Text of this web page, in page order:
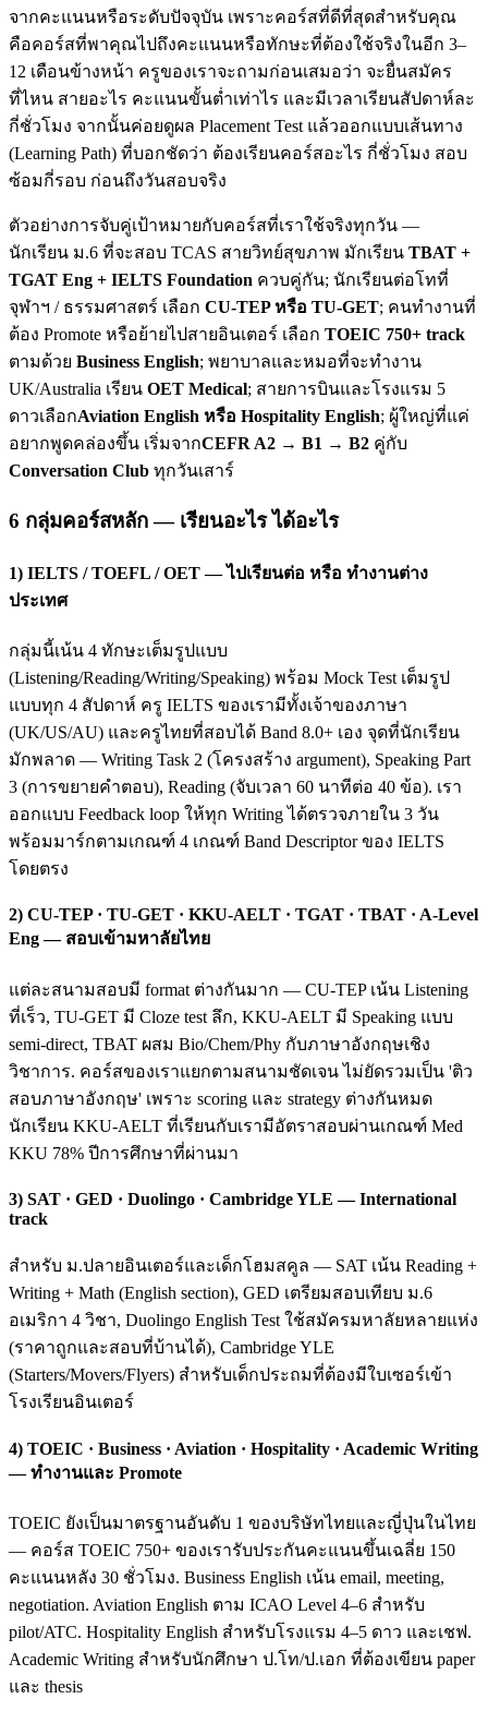
จากคะแนนหรือระดับปัจจุบัน เพราะคอร์สที่ดีที่สุดสำหรับคุณ
คือคอร์สที่พาคุณไปถึงคะแนนหรือทักษะที่ต้องใช้จริงในอีก 3–
12 เดือนข้างหน้า ครูของเราจะถามก่อนเสมอว่า จะยื่นสมัคร
ที่ไหน สายอะไร คะแนนขั้นต่ำเท่าไร และมีเวลาเรียนสัปดาห์ละ
กี่ชั่วโมง จากนั้นค่อยดูผล Placement Test แล้วออกแบบเส้นทาง
(Learning Path) ที่บอกชัดว่า ต้องเรียนคอร์สอะไร กี่ชั่วโมง สอบ
ซ้อมกี่รอบ ก่อนถึงวันสอบจริง
ตัวอย่างการจับคู่เป้าหมายกับคอร์สที่เราใช้จริงทุกวัน —
นักเรียน ม.6 ที่จะสอบ TCAS สายวิทย์สุขภาพ มักเรียน TBAT +
TGAT Eng + IELTS Foundation ควบคู่กัน; นักเรียนต่อโทที่
จุฬาฯ / ธรรมศาสตร์ เลือก CU-TEP หรือ TU-GET; คนทำงานที่
ต้อง Promote หรือย้ายไปสายอินเตอร์ เลือก TOEIC 750+ track
ตามด้วย Business English; พยาบาลและหมอที่จะทำงาน
UK/Australia เรียน OET Medical; สายการบินและโรงแรม 5
ดาวเลือกAviation English หรือ Hospitality English; ผู้ใหญ่ที่แค่
อยากพูดคล่องขึ้น เริ่มจากCEFR A2 → B1 → B2 คู่กับ
Conversation Club ทุกวันเสาร์
6 กลุ่มคอร์สหลัก — เรียนอะไร ได้อะไร
1) IELTS / TOEFL / OET — ไปเรียนต่อ หรือ ทำงานต่าง
ประเทศ
กลุ่มนี้เน้น 4 ทักษะเต็มรูปแบบ
(Listening/Reading/Writing/Speaking) พร้อม Mock Test เต็มรูป
แบบทุก 4 สัปดาห์ ครู IELTS ของเรามีทั้งเจ้าของภาษา
(UK/US/AU) และครูไทยที่สอบได้ Band 8.0+ เอง จุดที่นักเรียน
มักพลาด — Writing Task 2 (โครงสร้าง argument), Speaking Part
3 (การขยายคำตอบ), Reading (จับเวลา 60 นาทีต่อ 40 ข้อ). เรา
ออกแบบ Feedback loop ให้ทุก Writing ได้ตรวจภายใน 3 วัน
พร้อมมาร์กตามเกณฑ์ 4 เกณฑ์ Band Descriptor ของ IELTS
โดยตรง
2) CU-TEP · TU-GET · KKU-AELT · TGAT · TBAT · A-Level
Eng — สอบเข้ามหาลัยไทย
แต่ละสนามสอบมี format ต่างกันมาก — CU-TEP เน้น Listening
ที่เร็ว, TU-GET มี Cloze test ลึก, KKU-AELT มี Speaking แบบ
semi-direct, TBAT ผสม Bio/Chem/Phy กับภาษาอังกฤษเชิง
วิชาการ. คอร์สของเราแยกตามสนามชัดเจน ไม่ยัดรวมเป็น 'ติว
สอบภาษาอังกฤษ' เพราะ scoring และ strategy ต่างกันหมด
นักเรียน KKU-AELT ที่เรียนกับเรามีอัตราสอบผ่านเกณฑ์ Med
KKU 78% ปีการศึกษาที่ผ่านมา
3) SAT · GED · Duolingo · Cambridge YLE — International
track
สำหรับ ม.ปลายอินเตอร์และเด็กโฮมสคูล — SAT เน้น Reading +
Writing + Math (English section), GED เตรียมสอบเทียบ ม.6
อเมริกา 4 วิชา, Duolingo English Test ใช้สมัครมหาลัยหลายแห่ง
(ราคาถูกและสอบที่บ้านได้), Cambridge YLE
(Starters/Movers/Flyers) สำหรับเด็กประถมที่ต้องมีใบเซอร์เข้า
โรงเรียนอินเตอร์
4) TOEIC · Business · Aviation · Hospitality · Academic Writing
— ทำงานและ Promote
TOEIC ยังเป็นมาตรฐานอันดับ 1 ของบริษัทไทยและญี่ปุ่นในไทย
— คอร์ส TOEIC 750+ ของเรารับประกันคะแนนขึ้นเฉลี่ย 150
คะแนนหลัง 30 ชั่วโมง. Business English เน้น email, meeting,
negotiation. Aviation English ตาม ICAO Level 4–6 สำหรับ
pilot/ATC. Hospitality English สำหรับโรงแรม 4–5 ดาว และเชฟ.
Academic Writing สำหรับนักศึกษา ป.โท/ป.เอก ที่ต้องเขียน paper
และ thesis